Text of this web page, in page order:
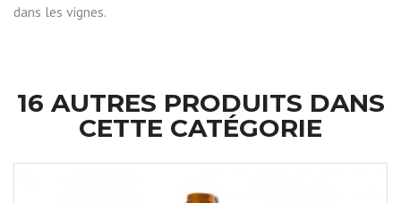
dans les vignes.
16 AUTRES PRODUITS DANS
CETTE CATÉGORIE